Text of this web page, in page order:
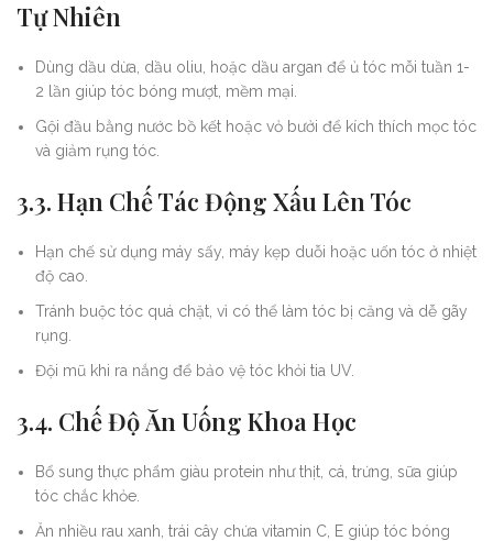
Tự Nhiên
Dùng dầu dừa, dầu oliu, hoặc dầu argan để ủ tóc mỗi tuần 1-
2 lần giúp tóc bóng mượt, mềm mại.
Gội đầu bằng nước bồ kết hoặc vỏ bưởi để kích thích mọc tóc
và giảm rụng tóc.
3.3. Hạn Chế Tác Động Xấu Lên Tóc
Hạn chế sử dụng máy sấy, máy kẹp duỗi hoặc uốn tóc ở nhiệt
độ cao.
Tránh buộc tóc quá chặt, vì có thể làm tóc bị căng và dễ gãy
rụng.
Đội mũ khi ra nắng để bảo vệ tóc khỏi tia UV.
3.4. Chế Độ Ăn Uống Khoa Học
Bổ sung thực phẩm giàu protein như thịt, cá, trứng, sữa giúp
tóc chắc khỏe.
Ăn nhiều rau xanh, trái cây chứa vitamin C, E giúp tóc bóng